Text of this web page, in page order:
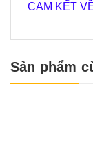
CAM KẾT
Sản phẩm